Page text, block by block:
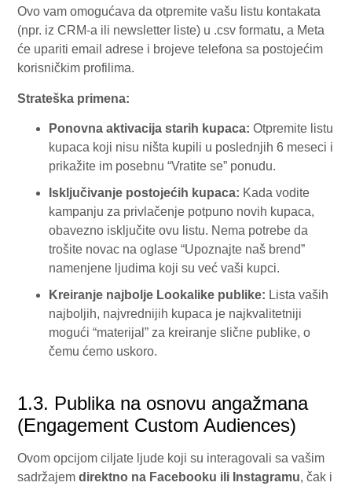
Ovo vam omogućava da otpremite vašu listu kontakata
(npr. iz CRM-a ili newsletter liste) u .csv formatu, a Meta
će upariti email adrese i brojeve telefona sa postojećim
korisničkim profilima.
Strateška primena:
Ponovna aktivacija starih kupaca: Otpremite listu
kupaca koji nisu ništa kupili u poslednjih 6 meseci i
prikažite im posebnu “Vratite se” ponudu.
Isključivanje postojećih kupaca: Kada vodite
kampanju za privlačenje potpuno novih kupaca,
obavezno isključite ovu listu. Nema potrebe da
trošite novac na oglase “Upoznajte naš brend”
namenjene ljudima koji su već vaši kupci.
Kreiranje najbolje Lookalike publike: Lista vaših
najboljih, najvrednijih kupaca je najkvalitetniji
mogući “materijal” za kreiranje slične publike, o
čemu ćemo uskoro.
1.3. Publika na osnovu angažmana
(Engagement Custom Audiences)
Ovom opcijom ciljate ljude koji su interagovali sa vašim
sadržajemdirektno na Facebooku ili Instagramu, čak i